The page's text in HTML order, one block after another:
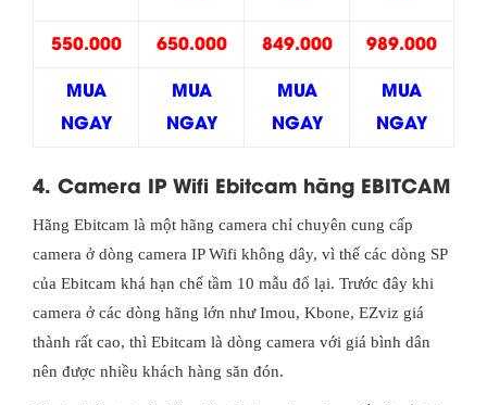
550.000 650.000 849.000
989.000
MUA
NGAY
MUA
NGAY
MUA
NGAY
MUA
NGAY
4. Camera IP Wifi Ebitcam hãng EBITCAM
Hãng Ebitcam là một hãng camera chỉ chuyên cung cấp
camera ở dòng camera IP Wifi không dây, vì thế các dòng SP
của Ebitcam khá hạn chế tầm 10 mẫu đổ lại. Trước đây khi
camera ở các dòng hãng lớn như Imou, Kbone, EZviz giá
thành rất cao, thì Ebitcam là dòng camera với giá bình dân
nên được nhiều khách hàng săn đón.